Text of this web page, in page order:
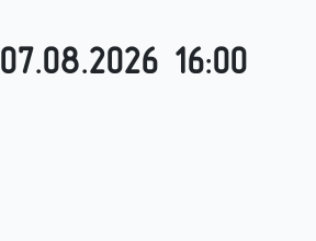
07.08.2026 16:00